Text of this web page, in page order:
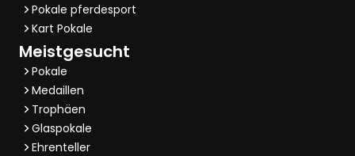
Pokale pferdesport
Kart Pokale
Meistgesucht
Pokale
Medaillen
Trophäen
Glaspokale
Ehrenteller